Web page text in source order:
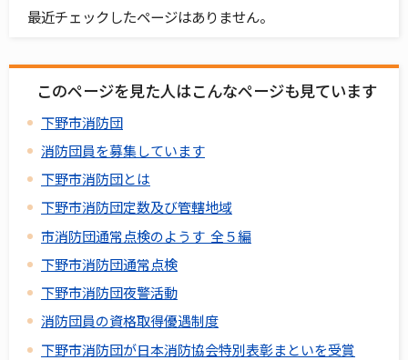
最近チェックしたページはありません。
このページを見た人はこんなページも見ています
下野市消防団
消防団員を募集しています
下野市消防団とは
下野市消防団定数及び管轄地域
市消防団通常点検のようす 全５編
下野市消防団通常点検
下野市消防団夜警活動
消防団員の資格取得優遇制度
下野市消防団が日本消防協会特別表彰まといを受賞